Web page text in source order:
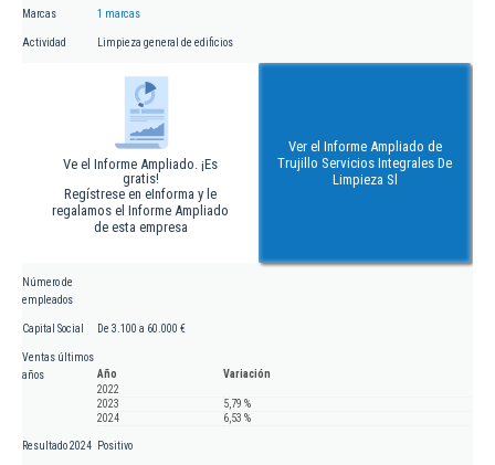
Marcas 1 marcas
Actividad Limpieza general de edificios
Ve el Informe Ampliado. ¡Es
gratis!
Regístrese en eInforma y le
regalamos el Informe Ampliado
de esta empresa
Ver el Informe Ampliado de
Trujillo Servicios Integrales De
Limpieza Sl
Número de
empleados
Capital Social De 3.100 a 60.000 €
Ventas últimos
años
Año
Variación
2022
2023
5,79 %
2024
6,53 %
Resultado 2024 Positivo